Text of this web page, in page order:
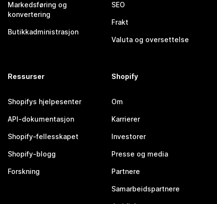
Markedsføring og
konvertering
Butikkadministrasjon
SEO
Frakt
Valuta og oversettelse
Ressurser
Shopifys hjelpesenter
API-dokumentasjon
Shopify-fellesskapet
Shopify-blogg
Forskning
Shopify
Om
Karrierer
Investorer
Presse og media
Partnere
Samarbeidspartnere